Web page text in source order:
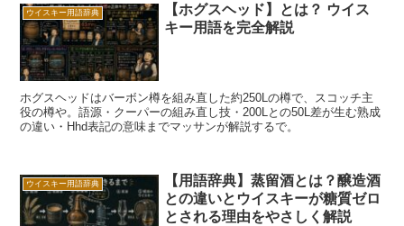
ウイスキー用語辞典
【ホグスヘッド】とは？ ウイス
キー用語を完全解説
ホグスヘッドはバーボン樽を組み直した約250Lの樽で、スコッチ主
役の樽や。語源・クーパーの組み直し技・200Lとの50L差が生む熟成
の違い・Hhd表記の意味までマッサンが解説するで。
ウイスキー用語辞典
【用語辞典】蒸留酒とは？醸造酒
との違いとウイスキーが糖質ゼロ
とされる理由をやさしく解説